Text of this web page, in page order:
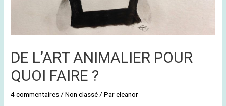
DE L’ART ANIMALIER POUR
QUOI FAIRE ?
4 commentaires /Non classé / Pareleanor